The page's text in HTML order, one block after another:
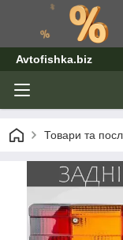
Avtofishka.biz
Товари та